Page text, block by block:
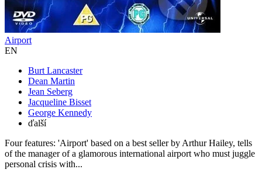
Airport
EN
Burt Lancaster
Dean Martin
Jean Seberg
Jacqueline Bisset
George Kennedy
ďalší
Four features: 'Airport' based on a best seller by Arthur Hailey, tells
of the manager of a glamorous international airport who must juggle
personal crisis with...